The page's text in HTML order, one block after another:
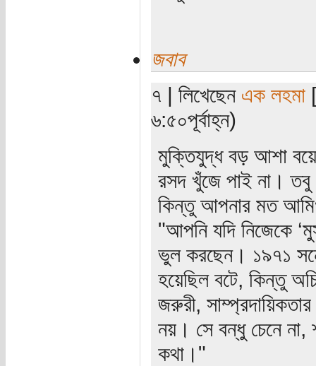
জবাব
৭ | লিখেছেন এক লহমা
৬:৫০পূর্বাহ্ন)
মুক্তিযুদ্ধ বড় আশা
রসদ খুঁজে পাই না।
কিন্তু আপনার মত
"আপনি যদি নিজেকে
ভুল করছেন। ১৯৭১ সনে
হয়েছিল বটে, কিন্তু
জরুরী,
নয়। সে বন্ধু চেনে না,
কথা।"